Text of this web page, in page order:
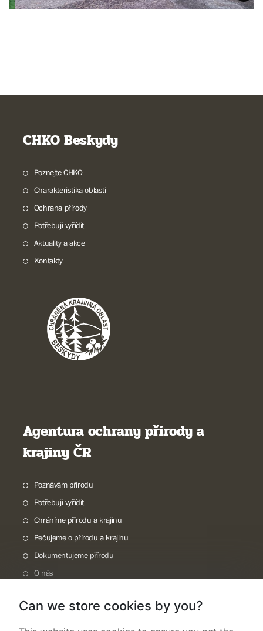
CHKO Beskydy
Poznejte CHKO
Charakteristika oblasti
Ochrana přírody
Potřebuji vyřídit
Aktuality a akce
Kontakty
Agentura ochrany přírody a
krajiny ČR
Poznávám přírodu
Potřebuji vyřídit
Chráníme přírodu a krajinu
Pečujeme o přírodu a krajinu
Dokumentujeme přírodu
O nás
Can we store cookies by you?